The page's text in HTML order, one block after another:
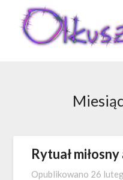
content
Rytuał
Opublikowano 26